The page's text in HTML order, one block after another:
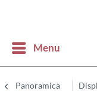
Menu
Panoramica